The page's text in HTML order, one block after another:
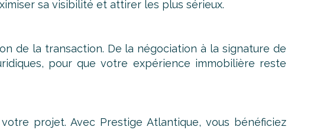
sa visibilité et attirer les plus sérieux.
de la transaction. De la négociation à la signature de
pour que votre expérience immobilière reste
projet. Avec Prestige Atlantique, vous bénéficiez